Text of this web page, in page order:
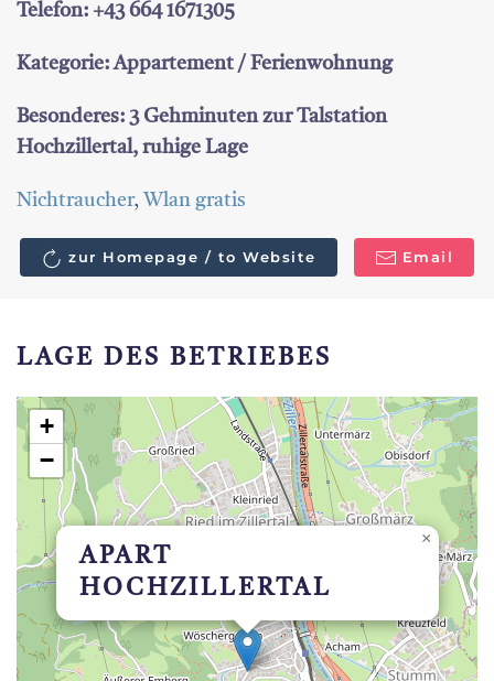
Telefon: +43 664 1671305
Kategorie: Appartement / Ferienwohnung
Besonderes: 3 Gehminuten zur Talstation
Hochzillertal, ruhige Lage
Nichtraucher, Wlan gratis
zur Homepage / to Website Email
LAGE DES BETRIEBES
APART
HOCHZILLERTAL
×
+
−